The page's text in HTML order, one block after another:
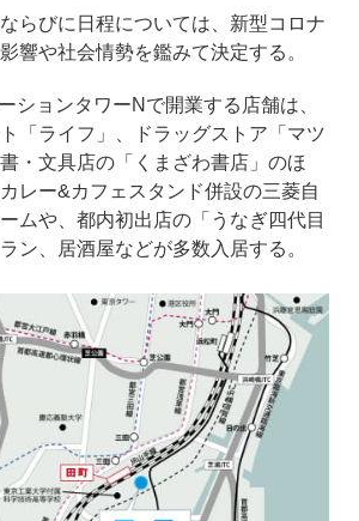
らびに日程については、新型コロナ
響や社会情勢を鑑みて決定する。
ションタワーNで開業する店舗は、
「ライフ」、ドラッグストア「マツ
・文具店の「くまざわ書店」のほ
レー&カフェスタンド併設の三菱自
ムや、都内初出店の「うなぎ四代目
ン、居酒屋などが多数入居する。